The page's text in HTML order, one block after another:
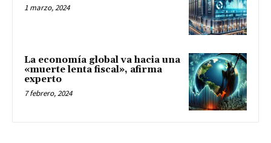
1 marzo, 2024
La economía global va hacia una
«muerte lenta fiscal», afirma
experto
7 febrero, 2024